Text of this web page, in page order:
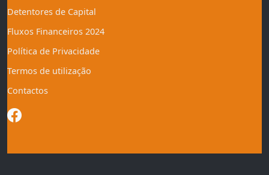
Detentores de Capital
Fluxos Financeiros 2024
Política de Privacidade
Termos de utilização
Contactos